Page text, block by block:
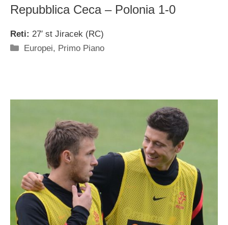
Repubblica Ceca – Polonia 1-0
Reti: 27′ st Jiracek (RC)
Categorie
Europei, Primo Piano